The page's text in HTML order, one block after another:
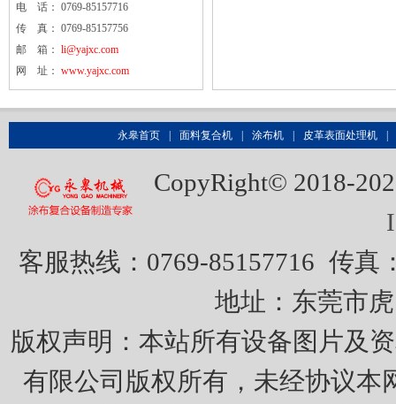
电 话： 0769-85157716
传 真： 0769-85157756
邮 箱： li@yajxc.com
网 址： www.yajxc.com
永皋首页 面料复合机 涂布机 皮革表面处理机
CopyRight© 2018-
客服热线：0769-85157716 传真
地址：东莞市
版权声明：本站所有设备图片及
有限公司版权所有，未经协议本